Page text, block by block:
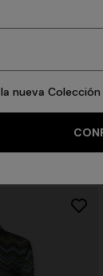
TopsCamisas y
45
nueva Colección